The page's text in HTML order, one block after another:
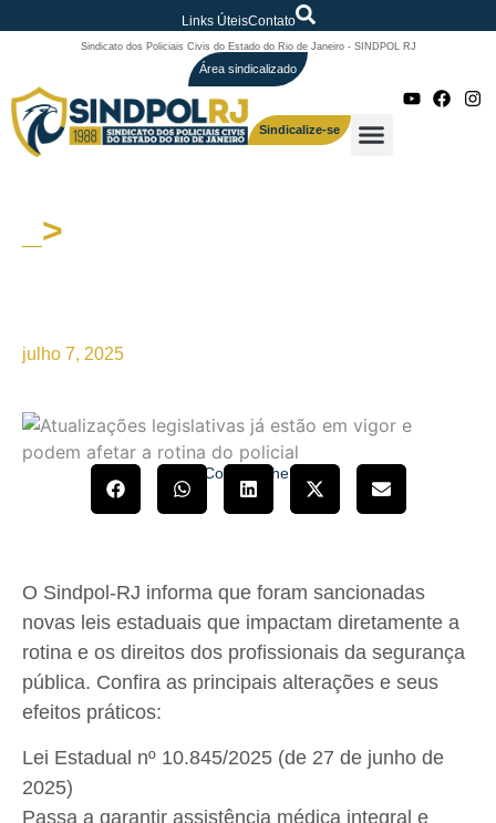
Links ÚteisContato
Sindicato dos Policiais Civis do Estado do Rio de Janeiro - SINDPOL RJ
Área sindicalizado
Sindicalize-se
_>
julho 7, 2025
Compartilhe!
O Sindpol-RJ informa que foram sancionadas
novas leis estaduais que impactam diretamente a
rotina e os direitos dos profissionais da segurança
pública. Confira as principais alterações e seus
efeitos práticos:
Lei Estadual nº 10.845/2025 (de 27 de junho de
2025)
Passa a garantir assistência médica integral e